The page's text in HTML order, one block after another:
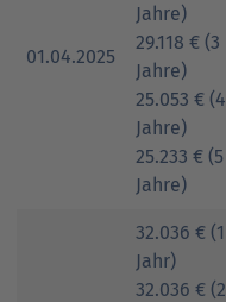
01.04.2025
Jahre)
29.118 € (3
Jahre)
25.053 € (4
Jahre)
25.233 € (5
Jahre)
32.036 € (1
Jahr)
32.036 € (2